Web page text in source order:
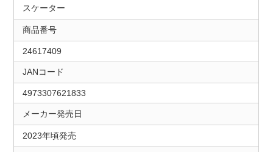
スケーター
商品番号
24617409
JANコード
4973307621833
メーカー発売日
2023年頃発売